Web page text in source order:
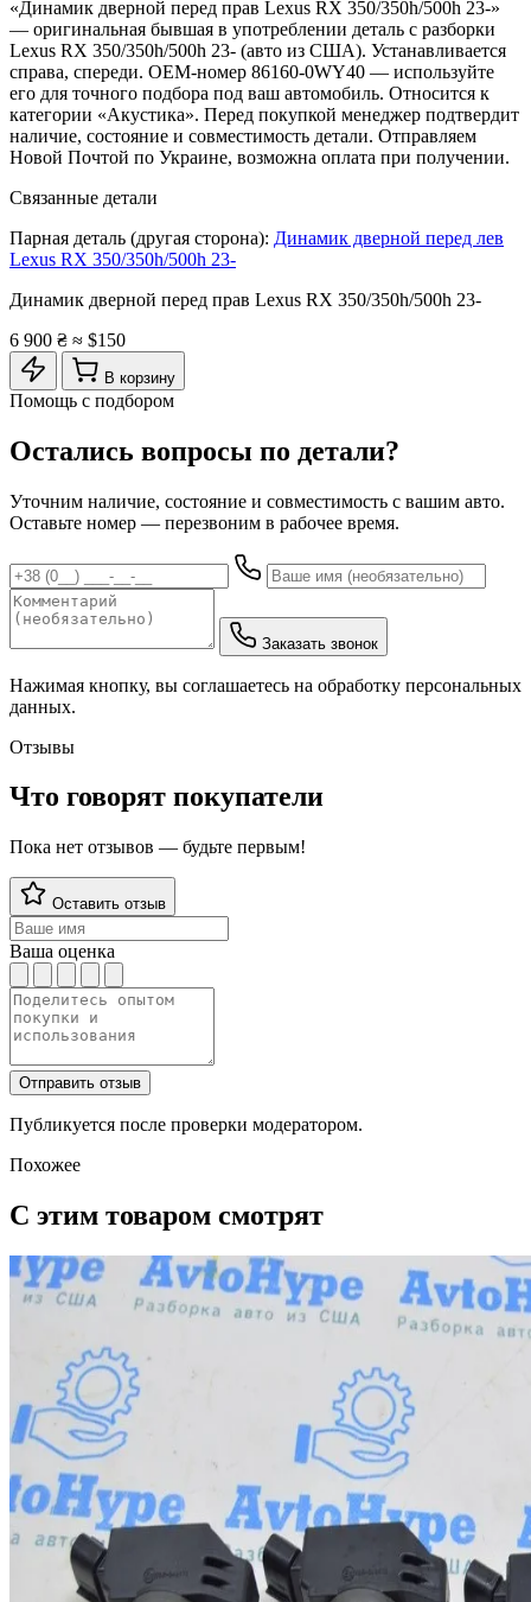
«Динамик дверной перед прав Lexus RX 350/350h/500h 23-»
— оригинальная бывшая в употреблении деталь с разборки
Lexus RX 350/350h/500h 23- (авто из США). Устанавливается
справа, спереди. OEM-номер 86160-0WY40 — используйте
его для точного подбора под ваш автомобиль. Относится к
категории «Акустика». Перед покупкой менеджер подтвердит
наличие, состояние и совместимость детали. Отправляем
Новой Почтой по Украине, возможна оплата при получении.
Связанные детали
Парная деталь (другая сторона): Динамик дверной перед лев
Lexus RX 350/350h/500h 23-
Динамик дверной перед прав Lexus RX 350/350h/500h 23-
6 900 ₴ ≈ $150
В корзину
Помощь с подбором
Остались вопросы по детали?
Уточним наличие, состояние и совместимость с вашим авто.
Оставьте номер — перезвоним в рабочее время.
Заказать звонок
Нажимая кнопку, вы соглашаетесь на обработку персональных
данных.
Отзывы
Что говорят покупатели
Пока нет отзывов — будьте первым!
Оставить отзыв
Ваша оценка
Отправить отзыв
Публикуется после проверки модератором.
Похожее
С этим товаром смотрят